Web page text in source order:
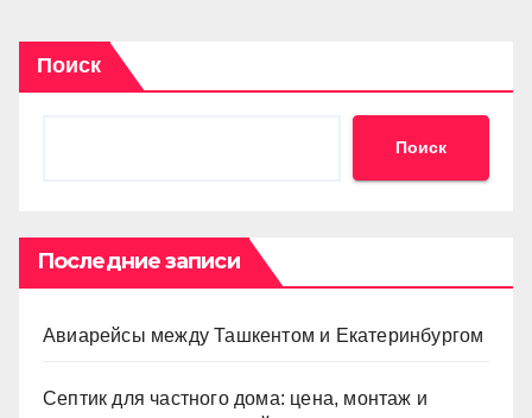
Поиск
Поиск
Последние записи
Авиарейсы между Ташкентом и Екатеринбургом
Септик для частного дома: цена, монтаж и